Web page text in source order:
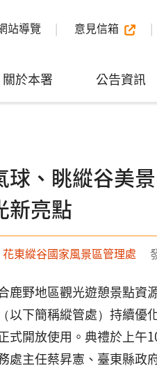
站導覽 意見信箱
關於本署 公告資訊
球、眺縱谷美
新亮點
花東縱谷國家風景區管理處
鹿野地區觀光遊憩景點資
以下簡稱縱管處）持續優
式開放使用。典禮於上午
處主任蔡昇憲、臺東縣政